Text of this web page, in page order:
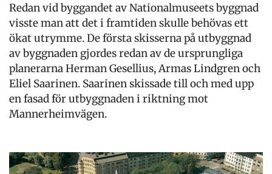
Redan vid byggandet av Nationalmuseets byggnad
visste man att det i framtiden skulle behövas ett
ökat utrymme. De första skisserna på utbyggnad
av byggnaden gjordes redan av de ursprungliga
planerarna Herman Gesellius, Armas Lindgren och
Eliel Saarinen. Saarinen skissade till och med upp
en fasad för utbyggnaden i riktning mot
Mannerheimvägen.